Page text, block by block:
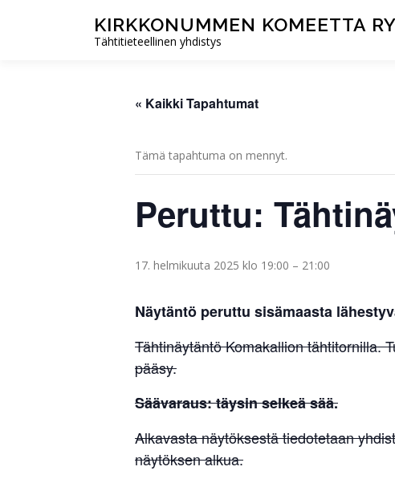
KIRKKONUMMEN KOMEETTA RY
Tähtitieteellinen yhdistys
« Kaikki Tapahtumat
Tämä tapahtuma on mennyt.
Peruttu:
17. helmikuuta 2025 klo 19:00 – 21:00
Näytäntö peruttu sisämaasta
Tähtinäytäntö Komakallion tähtitornilla.
pääsy.
Säävaraus: täysin selkeä sää.
Alkavasta näytöksestä tiedotetaan
näytöksen alkua.